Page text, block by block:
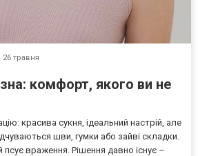
26 травня
комфорт, якого ви не
красива сукня, ідеальний настрій, але
шви, гумки або зайві складки.
псує враження. Рішення давно існує –